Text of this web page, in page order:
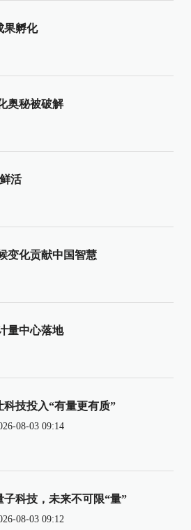
果孵化
奥秘被破解
活
变化贡献中国智慧
量中心落地
科技投入“有量更有质”
08-03 09:14
子科技，未来不可限“量”
08-03 09:12